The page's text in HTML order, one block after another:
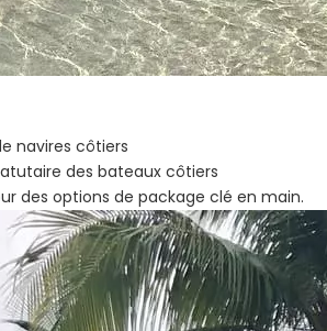
navires côtiers
des bateaux côtiers
des options de package clé en main.